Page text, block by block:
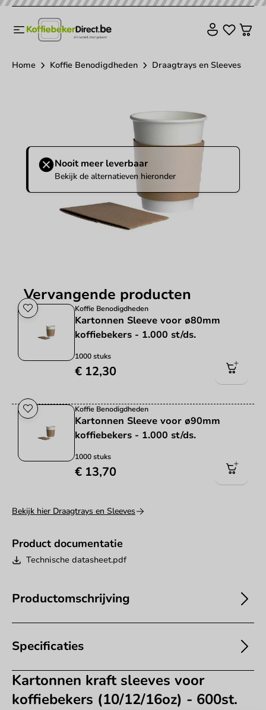
Home Koffie Benodigdheden Draagtrays en Sleeves
Nooit meer leverbaar
Bekijk de alternatieven hieronder
Product documentatie
Technische datasheet.pdf
Productomschrijving
Specificaties
Vervangende producten
Koffie Benodigdheden
Kartonnen Sleeve voor ø80mm
koffiebekers - 1.000 st/ds.
1000 stuks
€ 12,30
Koffie Benodigdheden
Kartonnen Sleeve voor ø90mm
koffiebekers - 1.000 st/ds.
1000 stuks
€ 13,70
Bekijk hier Draagtrays en Sleeves
Kartonnen kraft sleeves voor
koffiebekers (10/12/16oz) - 600st.